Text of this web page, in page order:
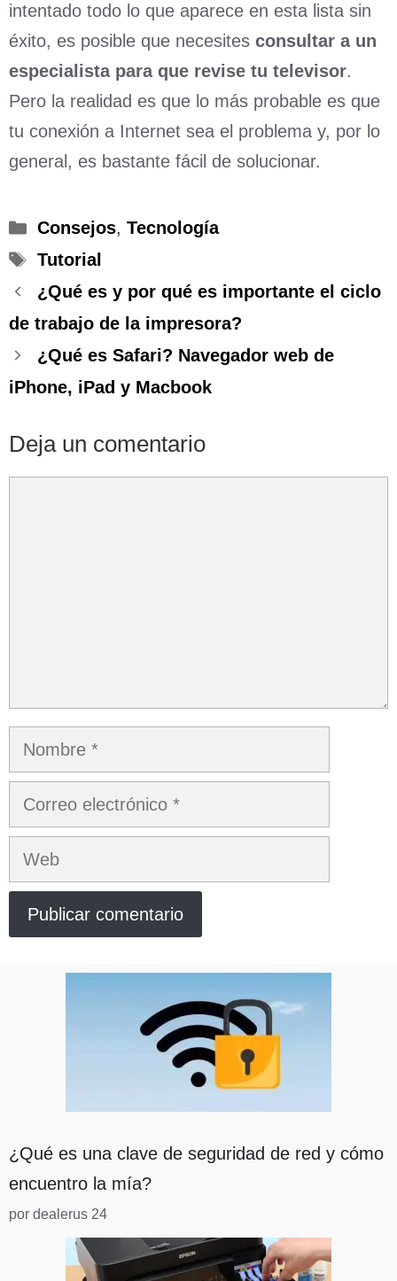
intentado todo lo que aparece en esta lista sin
éxito, es posible que necesites consultar a un
especialista para que revise tu televisor.
Pero la realidad es que lo más probable es que
tu conexión a Internet sea el problema y, por lo
general, es bastante fácil de solucionar.
Categorías
Consejos, Tecnología
Etiquetas
Tutorial
¿Qué es y por qué es importante el ciclo
de trabajo de la impresora?
¿Qué es Safari? Navegador web de
iPhone, iPad y Macbook
Deja un comentario
Nombre
Correo
electrónico
Web
¿Qué es una clave de seguridad de red y cómo
encuentro la mía?
por dealerus 24